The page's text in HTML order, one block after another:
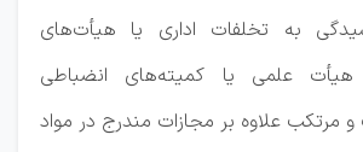
به تخلفات اداری یا هیأت‌های
هیأت علمی یا کمیته‌های انضباطی
مرتکب علاوه بر مجازات مندرج در مواد